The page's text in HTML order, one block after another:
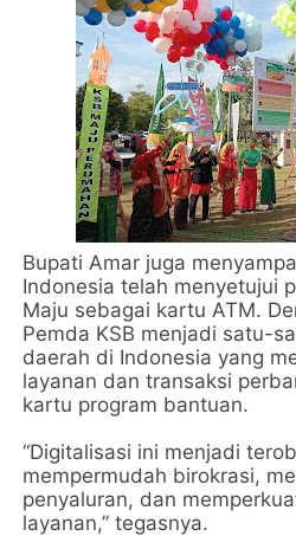
Bupati Amar juga
Indonesia telah menyetujui
Maju sebagai kartu ATM.
Pemda KSB menjadi satu-
daerah di Indonesia yang
layanan dan transaksi
kartu program bantuan.
“Digitalisasi ini menjadi
mempermudah birokrasi,
penyaluran, dan
layanan,” tegasnya.